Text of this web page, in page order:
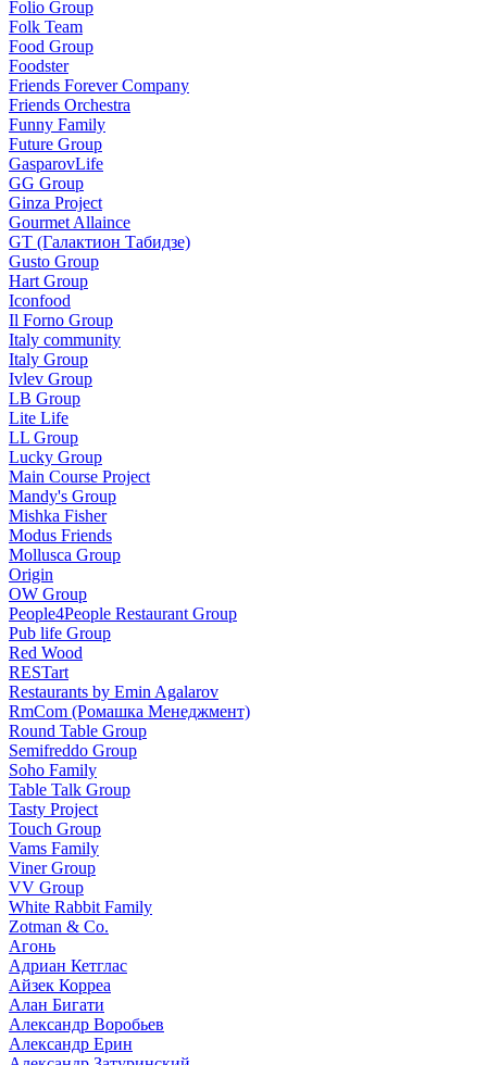
Folio Group
Folk Team
Food Group
Foodster
Friends Forever Company
Friends Orchestra
Funny Family
Future Group
GasparovLife
GG Group
Ginza Project
Gourmet Allaince
GT (Галактион Табидзе)
Gusto Group
Hart Group
Iconfood
Il Forno Group
Italy community
Italy Group
Ivlev Group
LB Group
Lite Life
LL Group
Lucky Group
Main Course Project
Mandy's Group
Mishka Fisher
Modus Friends
Mollusca Group
Origin
OW Group
People4People Restaurant Group
Pub life Group
Red Wood
RESTart
Restaurants by Emin Agalarov
RmCom (Ромашка Менеджмент)
Round Table Group
Semifreddo Group
Soho Family
Table Talk Group
Tasty Project
Touch Group
Vams Family
Viner Group
VV Group
White Rabbit Family
Zotman & Co.
Агонь
Адриан Кетглас
Айзек Корреа
Алан Бигати
Александр Воробьев
Александр Ерин